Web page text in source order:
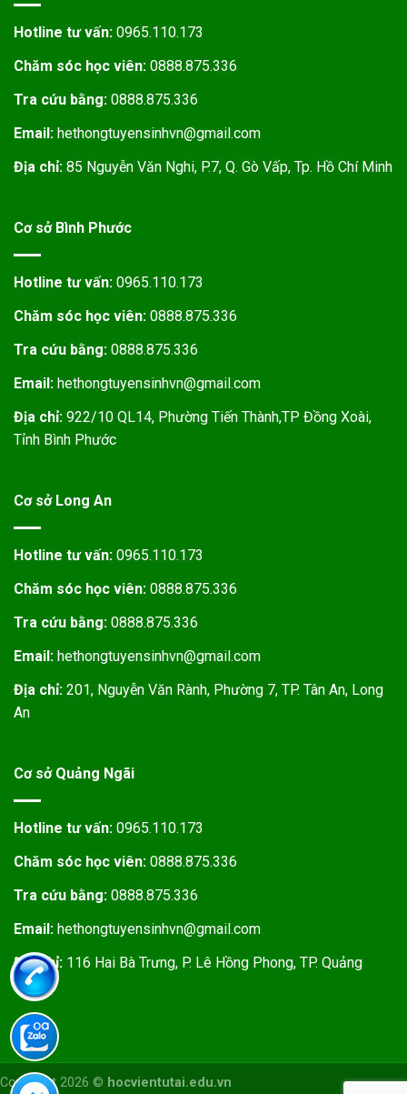
Hotline tư vấn: 0965.110.173
Chăm sóc học viên: 0888.875.336
Tra cứu bằng: 0888.875.336
Email: hethongtuyensinhvn@gmail.com
Địa chỉ: 85 Nguyễn Văn Nghi, P.7, Q. Gò Vấp, Tp. Hồ Chí Minh
Cơ sở Bình Phước
Hotline tư vấn: 0965.110.173
Chăm sóc học viên: 0888.875.336
Tra cứu bằng: 0888.875.336
Email: hethongtuyensinhvn@gmail.com
Địa chỉ: 922/10 QL14, Phường Tiến Thành,TP Đồng Xoài,
Tỉnh Bình Phước
Cơ sở Long An
Hotline tư vấn: 0965.110.173
Chăm sóc học viên: 0888.875.336
Tra cứu bằng: 0888.875.336
Email: hethongtuyensinhvn@gmail.com
Địa chỉ: 201, Nguyễn Văn Rành, Phường 7, TP. Tân An, Long
An
Cơ sở Quảng Ngãi
Hotline tư vấn: 0965.110.173
Chăm sóc học viên: 0888.875.336
Tra cứu bằng: 0888.875.336
Email: hethongtuyensinhvn@gmail.com
Địa chỉ: 116 Hai Bà Trưng, P. Lê Hồng Phong, TP. Quảng
Ngãi
Copyright 2026 © hocvientutai.edu.vn